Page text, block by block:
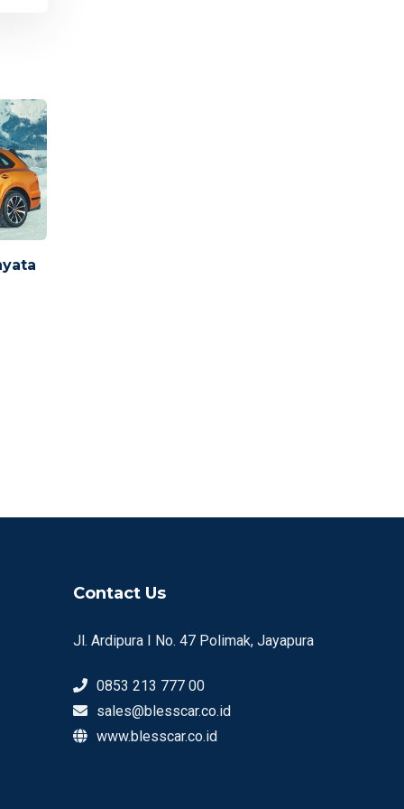
Contact Us
Jl. Ardipura I No. 47 Polimak, Jayapura
0853 213 777 00
sales@blesscar.co.id
www.blesscar.co.id